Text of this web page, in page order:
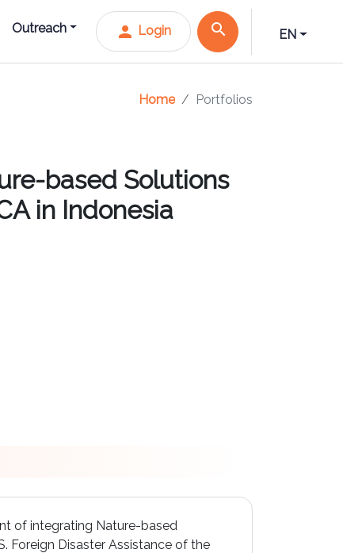
Outreach person Login search EN
Home Portfolios
based Solutions
in Indonesia
of integrating Nature-based
Foreign Disaster Assistance of the